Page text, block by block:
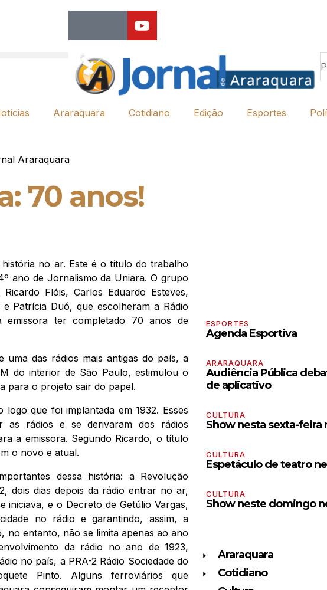
Araraquara Cotidiano Edição Esportes
Araraquara
70 anos!
no ar. Este é o título do trabalho
ano de Jornalismo da Uniara. O grupo
Flóis, Carlos Eduardo Esteves,
Patrícia Duó, que escolheram a Rádio
ter completado 70 anos de
das rádios mais antigas do país, a
do interior de São Paulo, estimulou o
para o projeto sair do papel.
que foi implantada em 1932. Esses
as rádios e se derivaram dos rádios
a emissora. Segundo Ricardo, o título
o novo e atual.
dessa história: a Revolução
dois dias depois da rádio entrar no ar,
iniciava, e o Decreto de Getúlio Vargas,
no rádio e garantindo, assim, a
no entanto, não se limita apenas ao ano
da rádio no ano de 1923,
no país, a PRA-2 Rádio Sociedade do
Pinto. Alguns ferroviários que
ESPORTES
Agenda Esportiva
ARARAQUARA
Audiência Pública
de aplicativo
CULTURA
Show nesta sexta-feira
CULTURA
Espetáculo de teatro
CULTURA
Show neste domingo
Araraquara
Cotidiano